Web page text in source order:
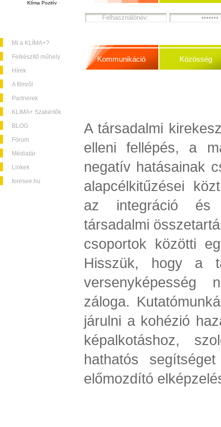
Klíma Pozitív
Mi a KLÍMA+?
Felkészítő műhely
Hírek
A filmről
Partnerek
KLIMA+ Szakértők
BLOG
Fórum
Médiatár
Linkek
foresee.hu
Kommunikáció Közösség
A társadalmi
elleni fellépés, a
negatív hatásainak
alapcélkitűzései
az integráció és
társadalmi
csoportok közötti
Hisszük, hogy a
versenyképesség
záloga.
járulni a kohézió
képalkotáshoz,
hathatós
előmozdító